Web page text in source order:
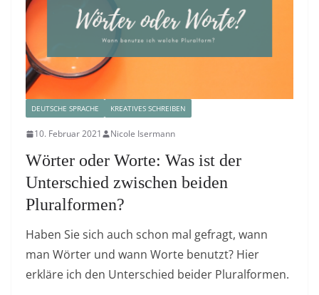
DEUTSCHE SPRACHE KREATIVES SCHREIBEN
10. Februar 2021 Nicole Isermann
Wörter oder Worte: Was ist der
Unterschied zwischen beiden
Pluralformen?
Haben Sie sich auch schon mal gefragt, wann
man Wörter und wann Worte benutzt? Hier
erkläre ich den Unterschied beider Pluralformen.